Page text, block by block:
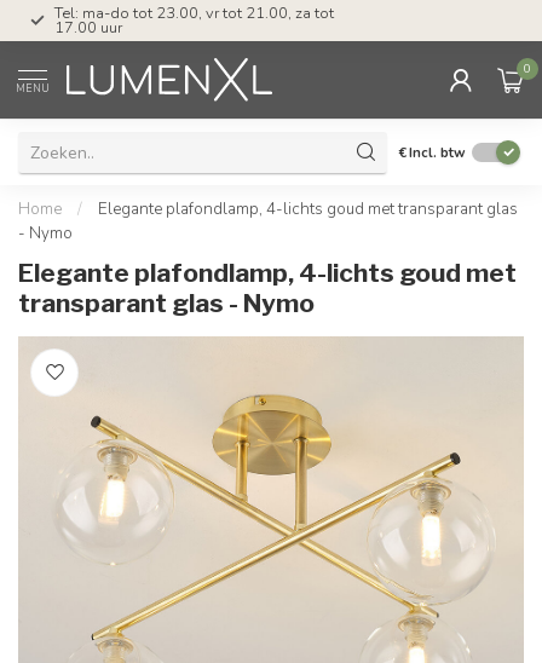
Tel: ma-do tot 23.00, vr tot 21.00, za tot
17.00 uur
MENU
0
€Incl. btw
Home /
Elegante plafondlamp, 4-lichts goud met transparant glas
- Nymo
Elegante plafondlamp, 4-lichts goud met
transparant glas - Nymo